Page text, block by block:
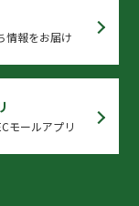
情報をお届け
モールアプリ